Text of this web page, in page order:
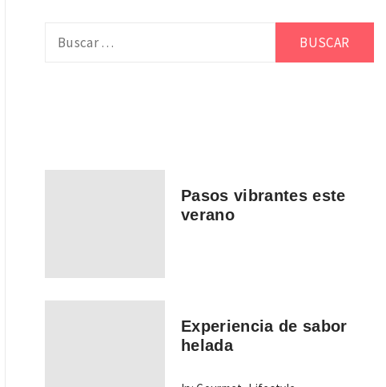
Pasos vibrantes este
verano
Experiencia de sabor
helada